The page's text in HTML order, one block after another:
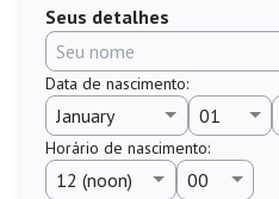
Seus detalhes
Data de nascimento:
Horário de nascimento: